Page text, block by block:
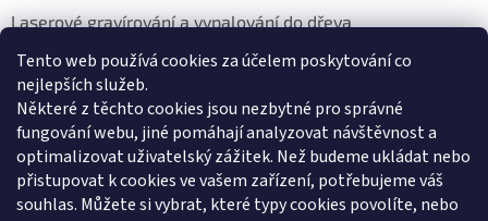
Tento web používá cookies za účelem poskytování co
nejlepších služeb.
Některé z těchto cookies jsou nezbytné pro správné
fungování webu, jiné pomáhají analyzovat návštěvnost a
optimalizovat uživatelský zážitek. Než budeme ukládat nebo
přistupovat k cookies ve vašem zařízení, potřebujeme váš
souhlas. Můžete si vybrat, které typy cookies povolíte, nebo
Laserové gravírování a vypalování do dřeva
Proč jíst z přírodních dřevěných talířů: Ekologická a Stylová
Volba